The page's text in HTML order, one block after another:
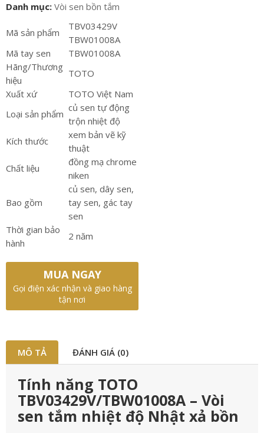
Danh mục: Vòi sen bồn tắm
Mã sản phẩm
TBV03429V
TBW01008A
Mã tay sen
TBW01008A
Hãng/Thương
hiệu
TOTO
Xuất xứ
TOTO Việt Nam
Loại sản phẩm
củ sen tự động
trộn nhiệt độ
Kích thước
xem bản vẽ kỹ
thuật
Chất liệu
đồng mạ chrome
niken
Bao gồm
củ sen, dây sen,
tay sen, gác tay
sen
Thời gian bảo
hành
2 năm
MUA NGAY
Gọi điện xác nhận và giao hàng
tận nơi
MÔ TẢ ĐÁNH GIÁ (0)
Tính năng TOTO
TBV03429V/TBW01008A – Vòi
sen tắm nhiệt độ Nhật xả bồn